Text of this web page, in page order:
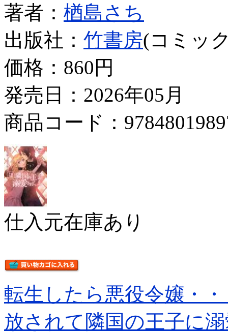
著者： 楢島さち
出版社： 竹書房(コミッ
価格： 860円
発売日：2026年05月
商品コード：
仕入元在庫あり
転生したら悪役令嬢・
放されて隣国の王子に